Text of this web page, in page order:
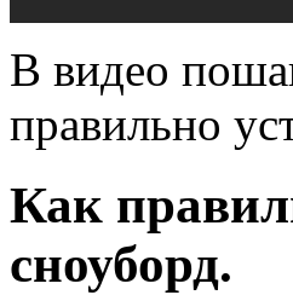
В видео
правильно
Как
сноуборд.